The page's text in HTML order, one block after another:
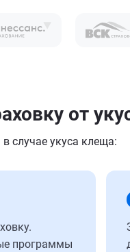
от
случае укуса клеща:
программы